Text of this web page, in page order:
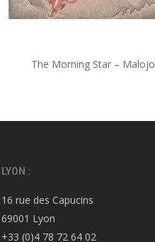
The Morning Star – Malojo
LYON :
16 rue des Capucins
69001 Lyon
+33 (0)4 78 72 64 02